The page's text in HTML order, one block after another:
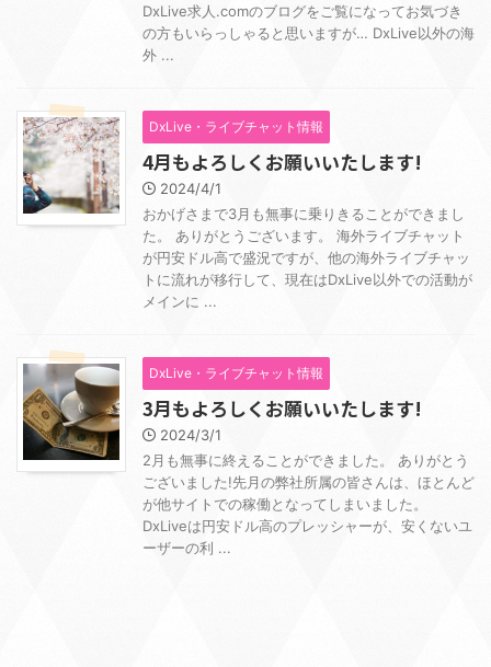
DxLive求人.comのブログをご覧になってお気づき
の方もいらっしゃると思いますが… DxLive以外の海
外 ...
DxLive・ライブチャット情報
4月もよろしくお願いいたします!
2024/4/1
おかげさまで3月も無事に乗りきることができまし
た。 ありがとうございます。 海外ライブチャット
が円安ドル高で盛況ですが、他の海外ライブチャッ
トに流れが移行して、現在はDxLive以外での活動が
メインに ...
DxLive・ライブチャット情報
3月もよろしくお願いいたします!
2024/3/1
2月も無事に終えることができました。 ありがとう
ございました!先月の弊社所属の皆さんは、ほとんど
が他サイトでの稼働となってしまいました。
DxLiveは円安ドル高のプレッシャーが、安くないユ
ーザーの利 ...